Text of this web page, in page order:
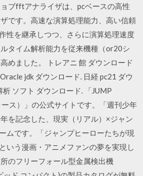
ブfftアナライザは、pcベースの高性
です。高速な演算処理能力、高い信頼
性を継承しつつ、さらに演算処理速度
タイム解析能力を従来機種（or20シ
めました。 トレアニ 館 ダウンロード
jdk ダウンロード. 日経 pc21 ダウ
析 ソフト ダウンロード. 「JUMP
ス）」の公式サイトです。「週刊少年
を記念した、現実（リアル）×ジャン
ムです。「ジャンプヒーローたちが現
いう漫画・アニメファンの夢を実現し
のフリーフォール型金属検出機